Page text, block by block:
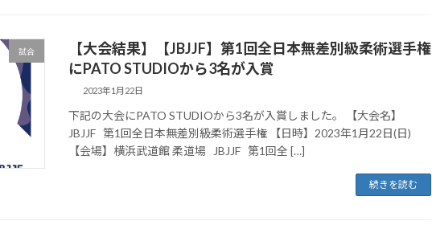
試合
【大会結果】【JBJJF】第1回全日本無差別級柔術選手権
にPATO STUDIOから3名が入賞
2023年1月22日
下記の大会にPATO STUDIOから3名が入賞しました。 【大会名】
JBJJF 第1回全日本無差別級柔術選手権 【日時】2023年1月22日(日)
【会場】横浜武道館 柔道場 JBJJF 第1回全 […]
続きを読む